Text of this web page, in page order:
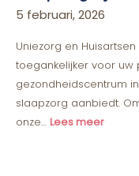
5 februari, 2026
Uniezorg en
toegankelijker voor uw
gezondheidscentrum
slaapzorg aanbiedt.
onze… Lees meer